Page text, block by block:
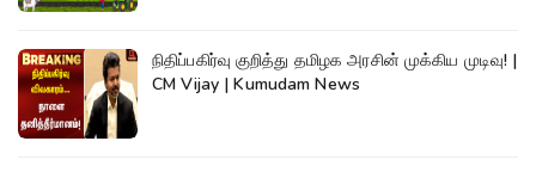
நிதிப்பகிர்வு குறித்து தமிழக அரசின் முக்கிய முடிவு! |
CM Vijay | Kumudam News